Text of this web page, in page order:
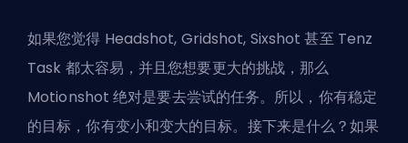
如果您觉得 Headshot, Gridshot, Sixshot 甚至 Tenz
Task 都太容易，并且您想要更大的挑战，那么
Motionshot 绝对是要去尝试的任务。所以，你有稳定
的目标，你有变小和变大的目标。接下来是什么？如果